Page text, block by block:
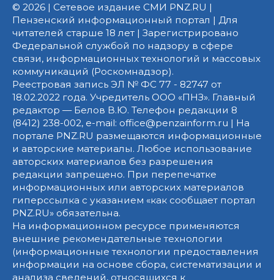
© 2026 | Сетевое издание СМИ PNZ.RU |
Пензенский информационный портал | Для
читателей старше 18 лет | Зарегистрировано
Федеральной службой по надзору в сфере
связи, информационных технологий и массовых
коммуникаций (Роскомнадзор).
Реестровая запись ЭЛ № ФС 77 - 82747 от
18.02.2022 года. Учредитель ООО «ПНЗ». Главный
редактор — Белов В.Ю. Телефон редакции 8
(8412) 238-002, e-mail: office@penzainform.ru | На
портале PNZ.RU размещаются информационные
и авторские материалы. Любое использование
авторских материалов без разрешения
редакции запрещено. При перепечатке
информационных или авторских материалов
гиперссылка с указанием «как сообщает портал
PNZ.RU» обязательна.
На информационном ресурсе применяются
внешние рекомендательные технологии
(информационные технологии предоставления
информации на основе сбора, систематизации и
анализа сведений, относящихся к